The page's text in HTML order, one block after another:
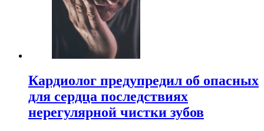
Кардиолог предупредил об опасных
для сердца последствиях
нерегулярной чистки зубов